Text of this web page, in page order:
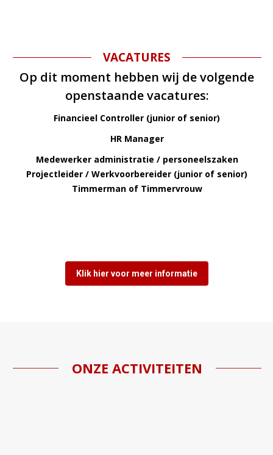
VACATURES
Op dit moment hebben wij de volgende
openstaande vacatures:
Financieel Controller (junior of senior)
HR Manager
Medewerker administratie / personeelszaken
Projectleider / Werkvoorbereider (junior of senior)
Timmerman of Timmervrouw
Klik hier voor meer informatie
ONZE ACTIVITEITEN